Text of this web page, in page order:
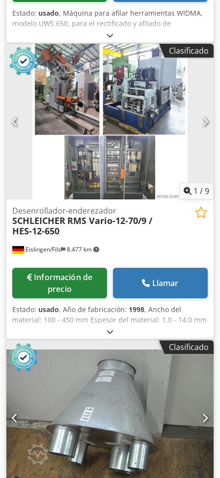
Estado: usado, Máquina para afilar herramientas WIDMA,
modelo UWS 650, para el rectificado y afilado de
herramientas o para el mecanizado de formas geométricas
complejas. Datos técnicos: - Longitud: 1.000 mm - Anchura:
600 mm - Altura: 1.400 mm - Diámetro del mandril de
sujeción: 30 mm Dsdezrx Hkepfx Aqqeck - Longitud del
mandril de sujeción: 135 mm
Clasificado
1 /9
Eislingen/Fils 8.477 km
Desenrollador-enderezador
SCHLEICHER RMS Vario-12-70/9 /
HES-12-650
Información de
precio
Llamar
Estado: usado, Año de fabricación: 1998, Ancho del
material: 100 - 450 mm Espesor del material: 1,0 - 14,0 mm
Peso del bobinado: 10,0 t Diámetro interior del bobinado:
470 - 520 mm Diámetro exterior del bobinado: 1100 - 2000
mm Número de rodillos enderezadores: 12 Dcodpfx Ajzrpr
Djqqok Diámetro de los rodillos enderezadores: 2x70 /
2x96 / 8x127 mm Número de rodillos de alimentación: 2
Diámetro de los rodillos de alimentación: 160 mm Ancho
mínimo de material: 100 mm Velocidad: 15 m/min Potencia
motriz: 75,0 kW Peso del decoiler: 6,4 t Peso de la
enderezadora: 12,8 t Dimensiones requeridas decoiler
(AnxPxAl): 3,1 x 1,4 x 3,7 m Dimensiones requeridas
enderezadora (AnxPxAl): 2,5 x 3,4 x 2,7 m Enderezadora
RMS Vario-12-70/96/127-450 con accionamiento de
velocidad variable continuo, rodillos enderezadores
motorizados, rodillos de soporte, parte superior del
bastidor enderezador elevable hidráulicamente, cuña de
Clasificado